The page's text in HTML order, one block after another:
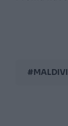
#MALDIVI